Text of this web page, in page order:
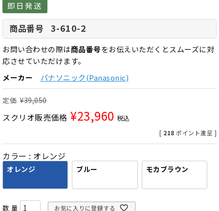
即日発送
商品番号 3-610-2
お問い合わせの際は商品番号をお伝えいただくとスムーズに対
応させていただけます。
メーカー
パナソニック(Panasonic)
定価 ¥39,050
スクリオ販売価格 ¥23,960 税込
[ 218 ポイント進呈 ]
カラー オレンジ
オレンジ ブルー モカブラウン
お気に入りに登録する